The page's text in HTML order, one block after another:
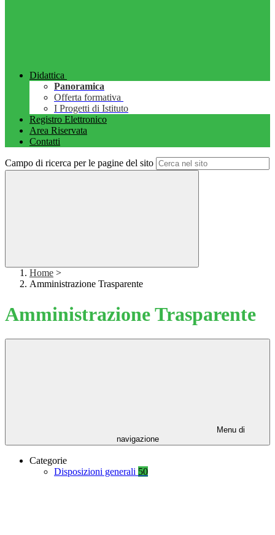
Didattica
Panoramica
Offerta formativa
I Progetti di Istituto
Registro Elettronico
Area Riservata
Contatti
Campo di ricerca per le pagine del sito
Home >
Amministrazione Trasparente
Amministrazione Trasparente
Menu di
navigazione
Categorie
Disposizioni generali 50